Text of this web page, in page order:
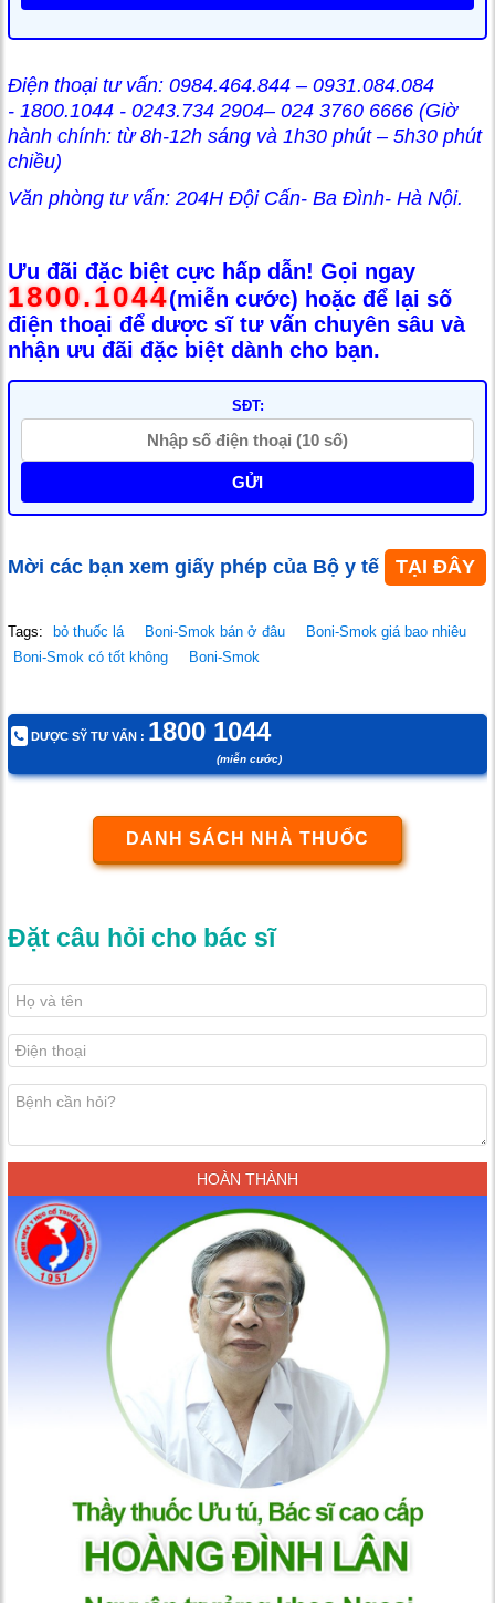
Điện thoại tư vấn: 0984.464.844 – 0931.084.084
- 1800.1044 - 0243.734 2904– 024 3760 6666 (Giờ
hành chính: từ 8h-12h sáng và 1h30 phút – 5h30 phút
chiều)
Văn phòng tư vấn: 204H Đội Cấn- Ba Đình- Hà Nội.
Ưu đãi đặc biệt cực hấp dẫn! Gọi ngay
1800.1044(miễn cước) hoặc để lại số
điện thoại để dược sĩ tư vấn chuyên sâu và
nhận ưu đãi đặc biệt dành cho bạn.
SĐT:
GỬI
Mời các bạn xem giấy phép của Bộ y tế TẠI ĐÂY
Tags: bỏ thuốc lá Boni-Smok bán ở đâu
Boni-Smok giá bao nhiêu
Boni-Smok có tốt không
Boni-Smok
DƯỢC SỸ TƯ VẤN : 1800 1044
(miễn cước)
DANH SÁCH NHÀ THUỐC
Đặt câu hỏi cho bác sĩ
HOÀN THÀNH